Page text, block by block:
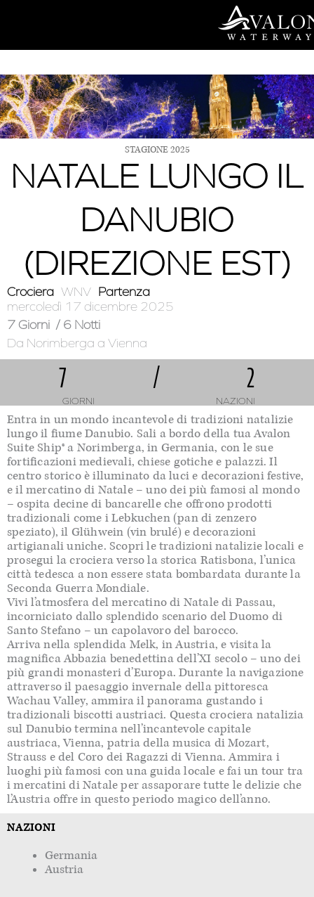
STAGIONE 2025
NATALE LUNGO IL
DANUBIO
(DIREZIONE EST)
Crociera WNV Partenza
mercoledì 17 dicembre 2025
7 Giorni / 6 Notti
Da Norimberga a Vienna
7 / 2
GIORNI NAZIONI
Entra in un mondo incantevole di tradizioni natalizie
lungo il fiume Danubio. Sali a bordo della tua Avalon
Suite Ship® a Norimberga, in Germania, con le sue
fortificazioni medievali, chiese gotiche e palazzi. Il
centro storico è illuminato da luci e decorazioni festive,
e il mercatino di Natale – uno dei più famosi al mondo
– ospita decine di bancarelle che offrono prodotti
tradizionali come i Lebkuchen (pan di zenzero
speziato), il Glühwein (vin brulé) e decorazioni
artigianali uniche. Scopri le tradizioni natalizie locali e
prosegui la crociera verso la storica Ratisbona, l’unica
città tedesca a non essere stata bombardata durante la
Seconda Guerra Mondiale.
Vivi l’atmosfera del mercatino di Natale di Passau,
incorniciato dallo splendido scenario del Duomo di
Santo Stefano – un capolavoro del barocco.
Arriva nella splendida Melk, in Austria, e visita la
magnifica Abbazia benedettina dell’XI secolo – uno dei
più grandi monasteri d’Europa. Durante la navigazione
attraverso il paesaggio invernale della pittoresca
Wachau Valley, ammira il panorama gustando i
tradizionali biscotti austriaci. Questa crociera natalizia
sul Danubio termina nell’incantevole capitale
austriaca, Vienna, patria della musica di Mozart,
Strauss e del Coro dei Ragazzi di Vienna. Ammira i
luoghi più famosi con una guida locale e fai un tour tra
i mercatini di Natale per assaporare tutte le delizie che
l’Austria offre in questo periodo magico dell’anno.
NAZIONI
Germania
Austria